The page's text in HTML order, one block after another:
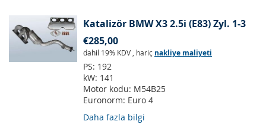
Katalizör BMW X3 2.5i (E83) Zyl. 1-3
€285,00
dahil 19% KDV , hariç nakliye maliyeti
PS: 192
kW: 141
Motor kodu: M54B25
Euronorm: Euro 4
Daha fazla bilgi